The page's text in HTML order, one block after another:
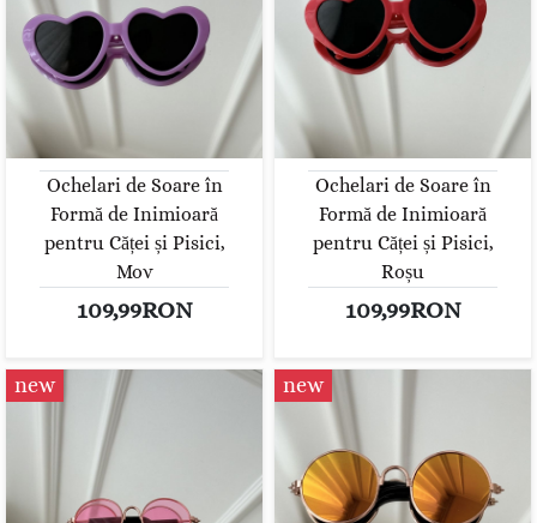
Ochelari de Soare în
Formă de Inimioară
pentru Căței și Pisici,
Mov
109,99RON
Ochelari de Soare în
Formă de Inimioară
pentru Căței și Pisici,
Roșu
109,99RON
new new